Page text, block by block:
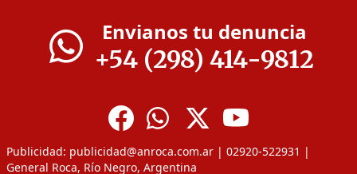
Envianos tu denuncia
+54 (298) 414-9812
Publicidad: publicidad@anroca.com.ar | 02920-522931 |
General Roca, Río Negro, Argentina